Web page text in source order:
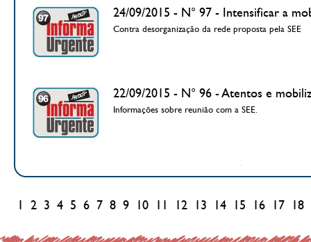
24/09/2015 - N° 97 - Intensificar a
Contra desorganização da rede proposta pela SEE
22/09/2015 - N° 96 - Atentos e
Informações sobre reunião com a SEE.
2 3 4 5 6 7 8 9 10 12 13 14 15 16 17 18